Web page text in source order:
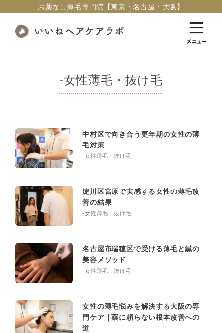
お薬なし薄毛専門院【東京・名古屋・大阪】
-女性薄毛・抜け毛
中村区で向き合う更年期の女性の薄
毛対策
-女性薄毛・抜け毛
淀川区宮原で実感する女性の薄毛改
善の結果
-女性薄毛・抜け毛
名古屋市瑞穂区で受ける薄毛と鍼の
美容メソッド
-女性薄毛・抜け毛
女性の薄毛悩みを解決する大阪の専
門ケア｜薬に頼らない根本改善への
道